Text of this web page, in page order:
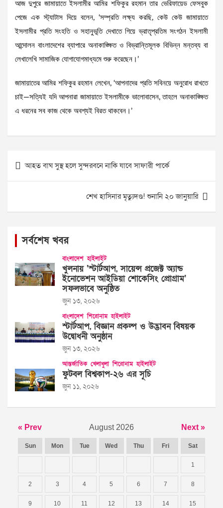
আজ দুপুরে জামায়াতে ইসলামীর আমির শফিকুর রহমান তার ভেরিফায়েড ফেসবুক
পেজে এক স্ট্যাটাস দিয়ে বলেন, ‘সম্প্রতি লক্ষ্য করছি, কেউ কেউ জামায়াতে
ইসলামীর প্রতি সংহতি ও সহানুভূতি দেখাতে গিয়ে ভ্রাতৃপ্রতিম সংগঠন ইসলামী
আন্দোলন বাংলাদেশের ব্যাপারে অনাকাঙ্ক্ষিত ও বিভ্রান্তিমূলক বিভিন্ন মন্তব্য বা
লেখালেখি সামাজিক যোগাযোগমাধ্যমে শুরু করেছেন।’
জামায়াতের আমির শফিকুর রহমান লেখেন, ‘আপনাদের প্রতি সবিনয়ে অনুরোধ রাখতে
চাই—সত্যিই যদি আপনারা জামায়াতে ইসলামীকে ভালোবাসেন, তাহলে অনাকাঙ্ক্ষিত
এ ধরনের সব কাজ থেকে অবশ্যই বিরত থাকবেন।’
Post
navigation
আহত বাঘ সুস্থ হলে সুন্দরবনে নাকি যাবে সাফারী পার্কে
শেখ হাসিনার মৃত্যুদণ্ড! শুনানি ২০ জানুয়ারি
সর্বশেষ খবর
বাংলাদেশ হাইলাইট
খুলনায় ‘স্টার্টআপ, সায়েন্স প্রজেক্ট অ্যান্ড
ইনোভেশন আইডিয়া শোকেসিং প্রোগ্রাম’
সফলভাবে অনুষ্ঠিত
জুন ১৩, ২০২৬
বাংলাদেশ শিরোনাম হাইলাইট
স্টার্টআপ, বিজ্ঞান প্রকল্প ও উদ্ভাবন বিষয়ক
উদ্বোধনী অনুষ্ঠান
জুন ১৩, ২০২৬
আন্তর্জাতিক খেলাধুলা শিরোনাম হাইলাইট
ফুটবল বিশ্বকাপ-২৬ এর সূচি
জুন ১১, ২০২৬
« Prev August 2026 Next »
Sun Mon Tue Wed Thu Fri Sat
1
2 3 4 5 6 7 8
9 10 11 12 13 14 15